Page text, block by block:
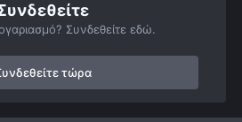
Συνδεθείτε εδώ.
τώρα